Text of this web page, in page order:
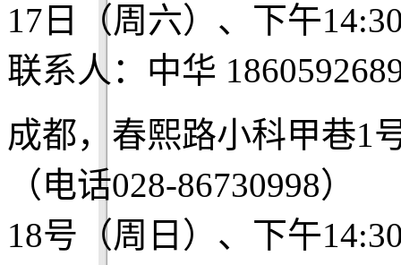
17日（周六）、下午
联系人：中华
成都，春熙路小科甲巷1
（电话028-86730998）
18号（周日）、下午